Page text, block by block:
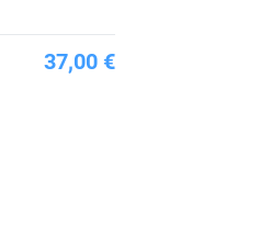
37,00 €